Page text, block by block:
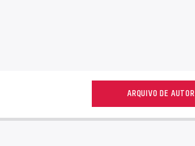
ARQUIVO DE AUTOR